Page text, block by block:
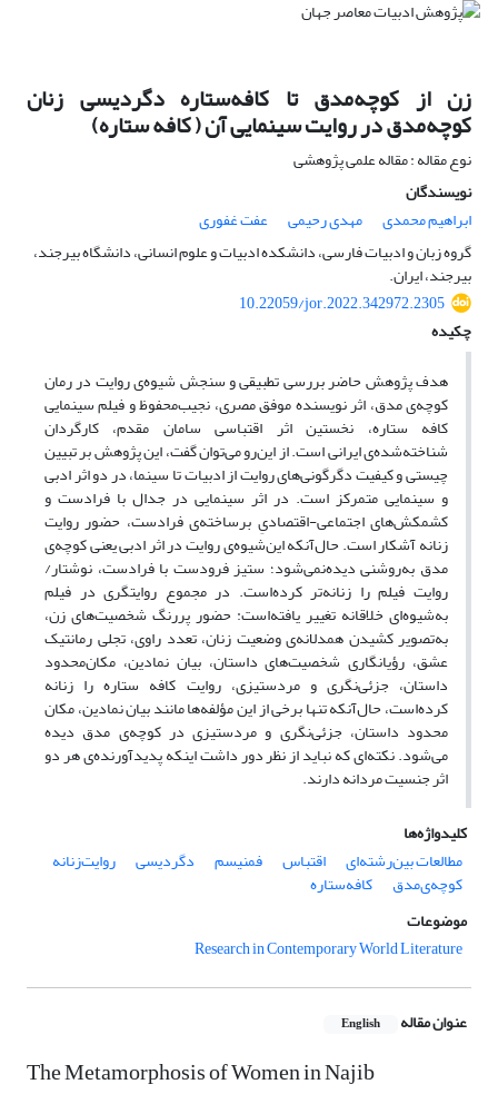
زن از کوچه‌مدق تا کافه‌ستاره دگردیسی زنان
کوچه‌مدق در روایت سینمایی آن ( کافه ستاره)
نوع مقاله : مقاله علمی پژوهشی
نویسندگان
ابراهیم محمدی
مهدی رحیمی
عفت غفوری
گروه زبان و ادبیات فارسی، دانشکده ادبیات و علوم انسانی، دانشگاه بیرجند،
بیرجند، ایران.
10.22059/jor.2022.342972.2305
چکیده
هدف پژوهش حاضر بررسی تطبیقی و سنجش شیوه‌ی روایت در رمان
کوچه‌ی مدق، اثر نویسنده موفق مصری، نجیب‌محفوظ و فیلم سینمایی
کافه ستاره، نخستین اثر اقتباسی سامان مقدم، کارگردان
شناخته‌شده‌ی ایرانی است. از این‌رو می‌توان گفت، این پژوهش بر تبیین
چیستی و کیفیت دگرگونی‌های روایت از ادبیات تا سینما، در دو اثر ادبی
و سینمایی متمرکز است. در اثر سینمایی در جدال با فرادست و
کشمکش‌های اجتماعی-اقتصادیِ برساخته‌ی فرادست، حضور روایت
زنانه آشکار است. حال‌آنکه این‌شیوه‌ی روایت در اثر ادبی یعنی کوچه‌ی
مدق به‌روشنی دیده‌نمی‌شود؛ ستیز فرودست با فرادست، نوشتار/
روایت فیلم را زنانه‌تر کرده‌است. در مجموع روایتگری در فیلم
به‌شیوه‌ای خلاقانه تغییر یافته‌است: حضور پررنگ شخصیت‌های زن،
به‌تصویر کشیدن همدلانه‌ی وضعیت زنان، تعدد راوی، تجلی رمانتیک
عشق، رؤیانگاری شخصیت‌های داستان، بیان نمادین، مکان‌محدود
داستان، جزئی‌نگری و مردستیزی، روایت کافه ستاره را زنانه
کرده‌است، حال‌آنکه تنها برخی از این مؤلفه‌ها مانند بیان نمادین، مکان
محدود داستان، جزئی‌نگری و مردستیزی در کوچه‌ی مدق دیده
می‌شود. نکته‌ای که نباید از نظر دور داشت اینکه پدیدآورنده‌ی هر دو
اثر جنسیت مردانه دارند.
کلیدواژه‌ها
مطالعات بین‌رشته‌ای
اقتباس فمنیسم دگردیسی روایت‌زنانه
کوچه‌ی‌مدق
کافه‌ستاره
موضوعات
Research in Contemporary World Literature
عنوان مقاله English
The Metamorphosis of Women in Najib